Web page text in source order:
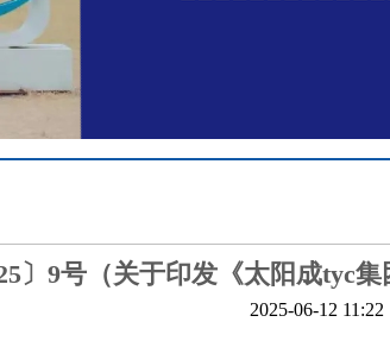
〕9号（关于印发《太阳成tyc
2025-06-12 11:22